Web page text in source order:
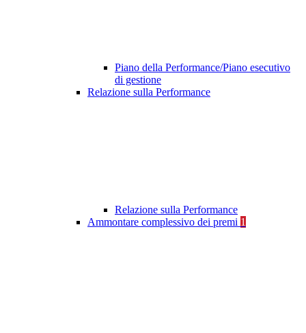
Piano della Performance/Piano esecutivo
di gestione
Relazione sulla Performance
Relazione sulla Performance
Ammontare complessivo dei premi 1